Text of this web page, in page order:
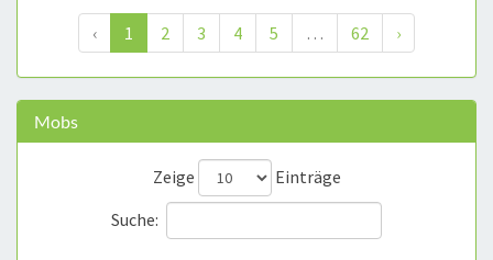
‹ 1 2 3 4 5 … 62 ›
Mobs
Zeige
Einträge
Suche: